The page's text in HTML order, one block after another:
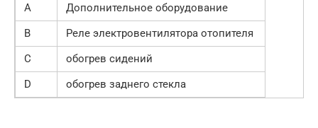
A
Дополнительное оборудование
B
Реле электровентилятора отопителя
C
обогрев сидений
D
обогрев заднего стекла